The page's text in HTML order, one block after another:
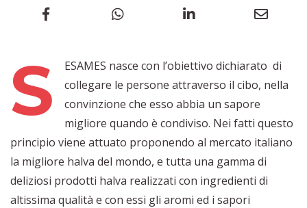
S
ESAMES nasce con l’obiettivo dichiarato di
collegare le persone attraverso il cibo, nella
convinzione che esso abbia un sapore
migliore quando è condiviso. Nei fatti questo
principio viene attuato proponendo al mercato italiano
la migliore halva del mondo, e tutta una gamma di
deliziosi prodotti halva realizzati con ingredienti di
altissima qualità e con essi gli aromi ed i sapori